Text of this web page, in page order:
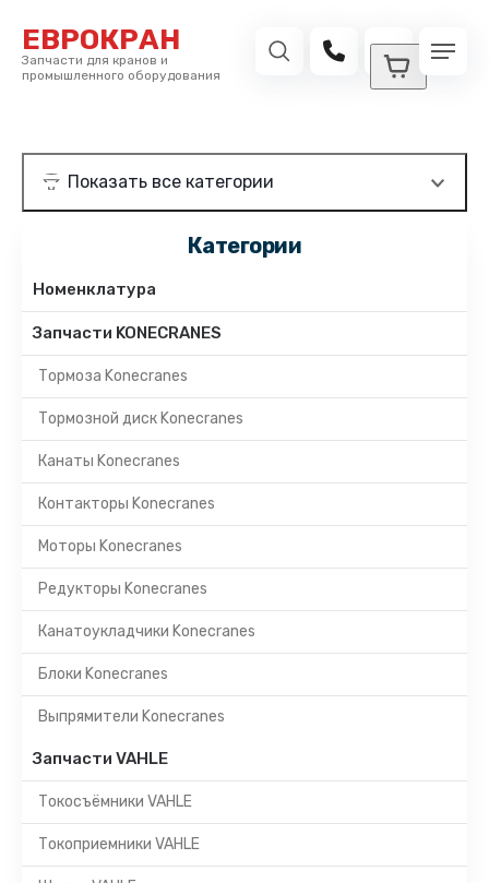
ЕВРОКРАН
Запчасти для кранов и
промышленного оборудования
Категории
Номенклатура
Запчасти KONECRANES
Тормоза Konecranes
Тормозной диск Konecranes
Канаты Konecranes
Контакторы Konecranes
Моторы Konecranes
Редукторы Konecranes
Канатоукладчики Konecranes
Блоки Konecranes
Выпрямители Konecranes
Запчасти VAHLE
Токосъёмники VAHLE
Токоприемники VAHLE